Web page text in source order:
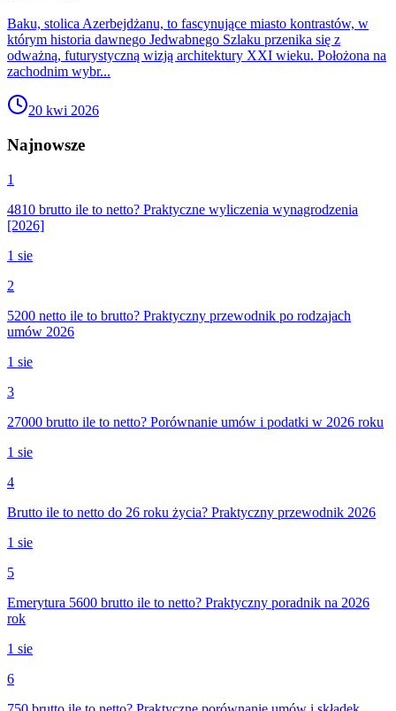
Baku, stolica Azerbejdżanu, to fascynujące miasto kontrastów, w
którym historia dawnego Jedwabnego Szlaku przenika się z
odważną, futurystyczną wizją architektury XXI wieku. Położona na
zachodnim wybr...
20 kwi 2026
Najnowsze
1
4810 brutto ile to netto? Praktyczne wyliczenia wynagrodzenia
[2026]
1 sie
2
5200 netto ile to brutto? Praktyczny przewodnik po rodzajach
umów 2026
1 sie
3
27000 brutto ile to netto? Porównanie umów i podatki w 2026 roku
1 sie
4
Brutto ile to netto do 26 roku życia? Praktyczny przewodnik 2026
1 sie
5
Emerytura 5600 brutto ile to netto? Praktyczny poradnik na 2026
rok
1 sie
6